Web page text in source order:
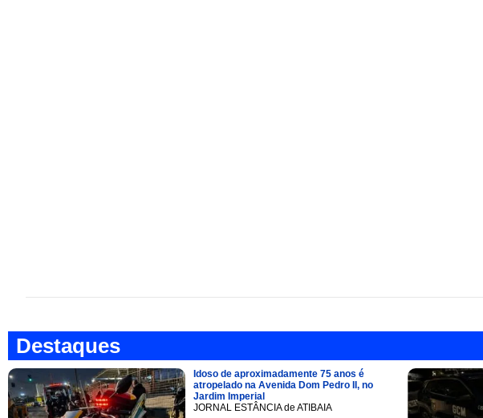
Destaques
Idoso de aproximadamente 75 anos é
atropelado na Avenida Dom Pedro II, no
Jardim Imperial
JORNAL ESTÂNCIA de ATIBAIA